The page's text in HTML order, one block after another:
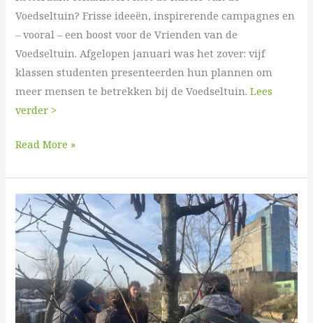
Voedseltuin? Frisse ideeën, inspirerende campagnes en
– vooral – een boost voor de Vrienden van de
Voedseltuin. Afgelopen januari was het zover: vijf
klassen studenten presenteerden hun plannen om
meer mensen te betrekken bij de Voedseltuin.Lees
verder >
Read More »
Wat
vertellen
inheemse
planten
over
de
tuin?